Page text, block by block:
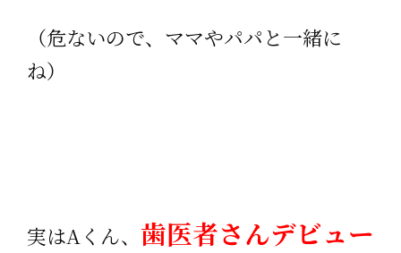
（危ないので、ママやパパと一緒に
ね）
実はAくん、 歯医者さんデビュー